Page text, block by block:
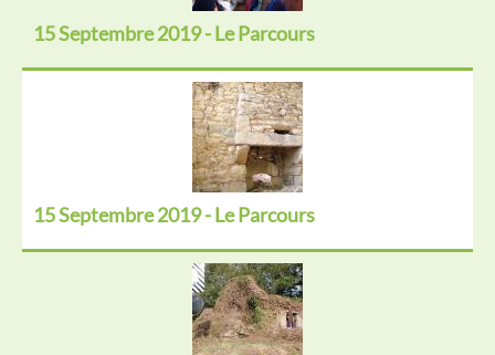
15 Septembre 2019 - Le Parcours
15 Septembre 2019 - Le Parcours